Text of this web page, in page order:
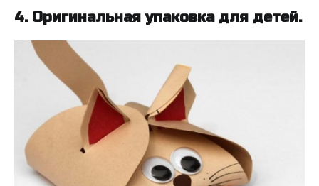
4. Оригинальная упаковка для детей.